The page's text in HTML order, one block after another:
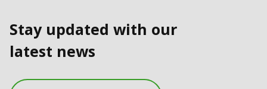
Stay updated with our
latest news